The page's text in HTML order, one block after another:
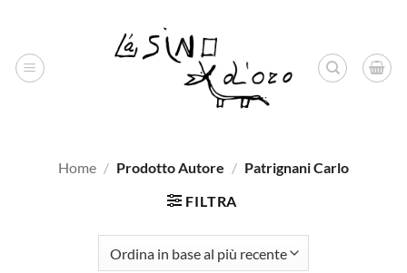
contenuti
Home / Prodotto Autore / Patrignani Carlo
FILTRA